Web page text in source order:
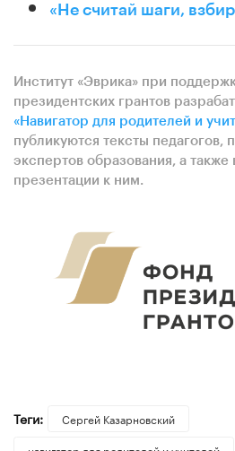
«Не считай шаги,
Институт «Эврика» при
президентских грантов
«Навигатор для родителей и
публикуются тексты педагогов,
экспертов образования, а
презентации к ним.
Теги:
Сергей Казарновский